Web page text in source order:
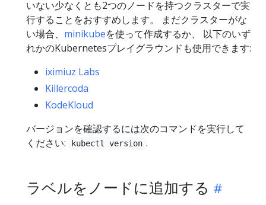
いない少なくとも2つのノードを持つクラスターで実
行することをおすすめします。 まだクラスターがな
い場合、 minikubeを使って作成するか、 以下のいず
れかのKubernetesプレイグラウンドも使用できます:
iximiuz Labs
Killercoda
KodeKloud
バージョンを確認するには次のコマンドを実行して
ください:
kubectl version .
ラベルをノードに追加する